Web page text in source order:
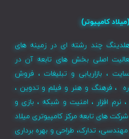
کامپیوتر)
چند رشته ای در زمینه های
اصلی بخش های تابعه آن در
، بازاریابی و تبلیغات ، فروش
، فرهنگ و هنر و فیلم و تدوین ،
افزار ، امنیت و شبکه ، بازی و
تابعه مرکز کامپیوتری میلاد
تدارک، طراحی و بهره برداری